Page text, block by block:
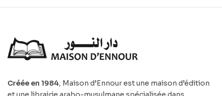
Créée en 1984, Maison d’Ennour est une maison d’édition